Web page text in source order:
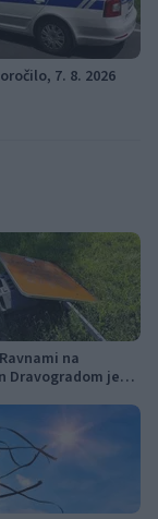
7. 8. 2026
na
Dravogradom je